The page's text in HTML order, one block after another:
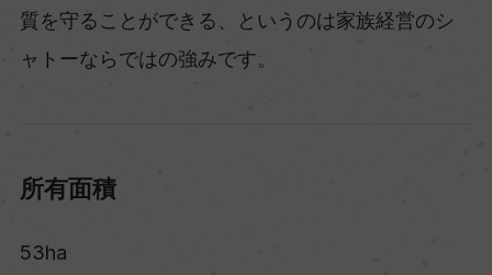
質を守ることができる、というのは家族経営のシ
ャトーならではの強みです。
所有面積
53ha